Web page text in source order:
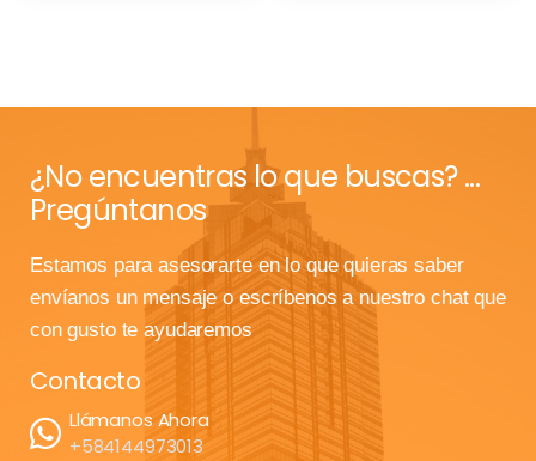
¿No encuentras lo que buscas? ...
Pregúntanos
Estamos para asesorarte en lo que quieras saber
envíanos un mensaje o escríbenos a nuestro chat que
con gusto te ayudaremos
Contacto
Llámanos Ahora
+584144973013